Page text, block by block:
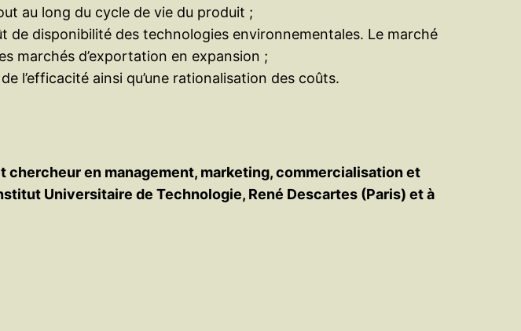
au long du cycle de vie du produit ;
disponibilité des technologies environnementales. Le marché
marchés d’exportation en expansion ;
l’efficacité ainsi qu’une rationalisation des coûts.
chercheur en management, marketing, commercialisation et
Universitaire de Technologie, René Descartes (Paris) et à